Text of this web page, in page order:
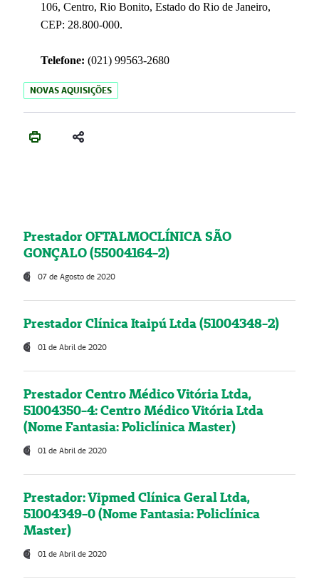
106, Centro, Rio Bonito, Estado do Rio de Janeiro,
CEP: 28.800-000.
Telefone: (021) 99563-2680
NOVAS AQUISIÇÕES
Prestador OFTALMOCLÍNICA SÃO
GONÇALO (55004164-2)
07 de Agosto de 2020
Prestador Clínica Itaipú Ltda (51004348-2)
01 de Abril de 2020
Prestador Centro Médico Vitória Ltda,
51004350-4: Centro Médico Vitória Ltda
(Nome Fantasia: Policlínica Master)
01 de Abril de 2020
Prestador: Vipmed Clínica Geral Ltda,
51004349-0 (Nome Fantasia: Policlínica
Master)
01 de Abril de 2020